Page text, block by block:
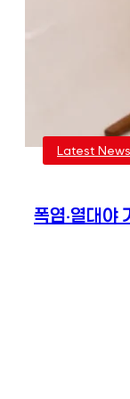
Latest News
폭염·열대야